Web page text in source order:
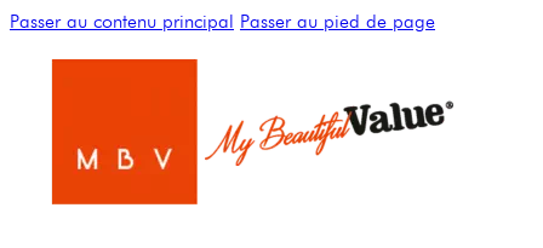
Passer au contenu principal Passer au pied de page